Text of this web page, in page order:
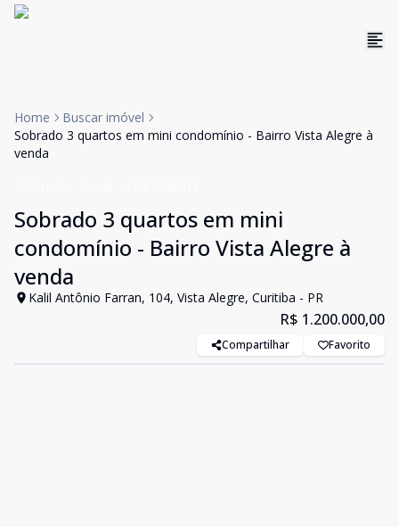
Home
Buscar imóvel
Sobrado 3 quartos em mini condomínio - Bairro Vista Alegre à
venda
Sobrado 3 quartos em mini
condomínio - Bairro Vista Alegre à
venda
Kalil Antônio Farran, 104, Vista Alegre, Curitiba - PR
R$ 1.200.000,00
Compartilhar Favorito